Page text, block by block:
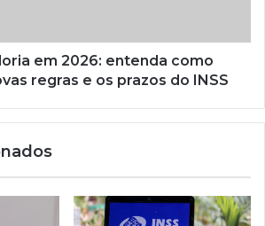
em 2026: entenda como
regras e os prazos do INSS